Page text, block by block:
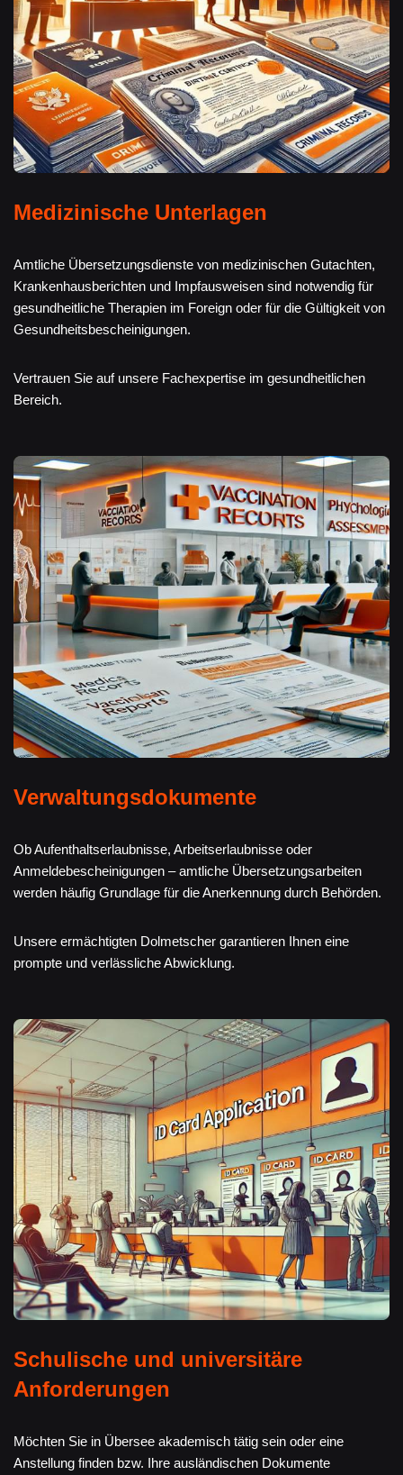
Medizinische Unterlagen
Amtliche Übersetzungsdienste von medizinischen Gutachten,
Krankenhausberichten und Impfausweisen sind notwendig für
gesundheitliche Therapien im Foreign oder für die Gültigkeit von
Gesundheitsbescheinigungen.
Vertrauen Sie auf unsere Fachexpertise im gesundheitlichen
Bereich.
Verwaltungsdokumente
Ob Aufenthaltserlaubnisse, Arbeitserlaubnisse oder
Anmeldebescheinigungen – amtliche Übersetzungsarbeiten
werden häufig Grundlage für die Anerkennung durch Behörden.
Unsere ermächtigten Dolmetscher garantieren Ihnen eine
prompte und verlässliche Abwicklung.
Schulische und universitäre
Anforderungen
Möchten Sie in Übersee akademisch tätig sein oder eine
Anstellung finden bzw. Ihre ausländischen Dokumente